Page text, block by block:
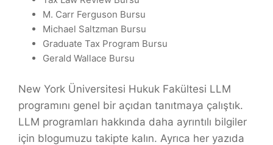
M. Carr Ferguson Bursu
Michael Saltzman Bursu
Graduate Tax Program Bursu
Gerald Wallace Bursu
New York Üniversitesi Hukuk Fakültesi LLM
programını genel bir açıdan tanıtmaya çalıştık.
LLM programları hakkında daha ayrıntılı bilgiler
için blogumuzu takipte kalın. Ayrıca her yazıda